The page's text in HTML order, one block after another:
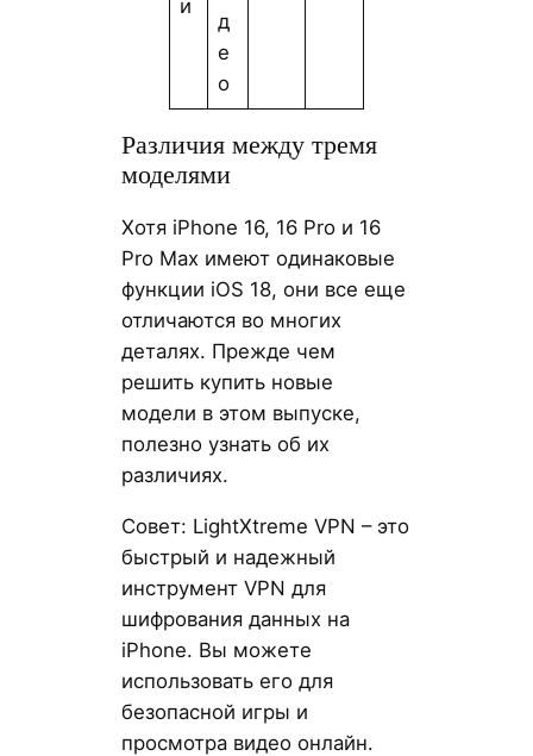
и
д
е
о
Различия между тремя
моделями
Хотя iPhone 16, 16 Pro и 16
Pro Max имеют одинаковые
функции iOS 18, они все еще
отличаются во многих
деталях. Прежде чем
решить купить новые
модели в этом выпуске,
полезно узнать об их
различиях.
Совет: LightXtreme VPN – это
быстрый и надежный
инструмент VPN для
шифрования данных на
iPhone. Вы можете
использовать его для
безопасной игры и
просмотра видео онлайн.